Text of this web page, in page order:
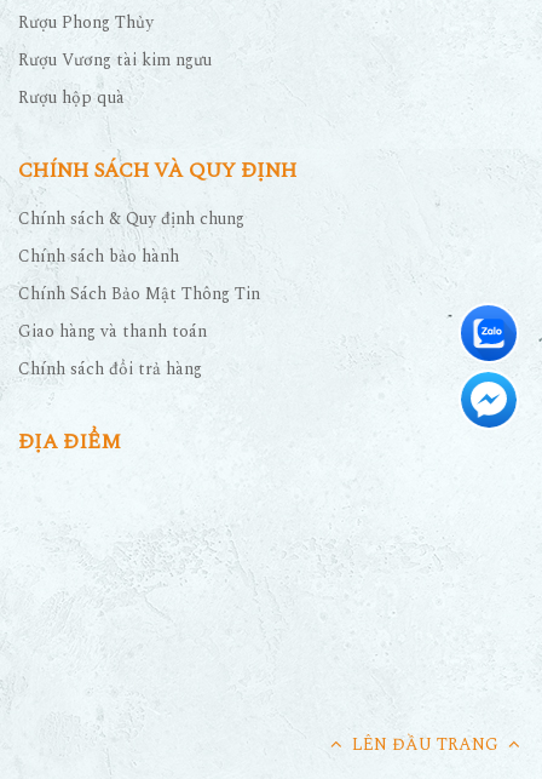
LÊN ĐẦU TRANG
Rượu Phong Thủy
Rượu Vương tài kim ngưu
Rượu hộp quà
CHÍNH SÁCH VÀ QUY ĐỊNH
Chính sách & Quy định chung
Chính sách bảo hành
Chính Sách Bảo Mật Thông Tin
Giao hàng và thanh toán
Chính sách đổi trả hàng
ĐỊA ĐIỂM